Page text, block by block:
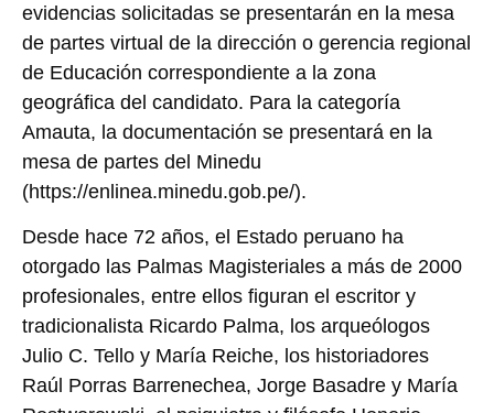
evidencias solicitadas se presentarán en la mesa
de partes virtual de la dirección o gerencia regional
de Educación correspondiente a la zona
geográfica del candidato. Para la categoría
Amauta, la documentación se presentará en la
mesa de partes del Minedu
(https://enlinea.minedu.gob.pe/).
Desde hace 72 años, el Estado peruano ha
otorgado las Palmas Magisteriales a más de 2000
profesionales, entre ellos figuran el escritor y
tradicionalista Ricardo Palma, los arqueólogos
Julio C. Tello y María Reiche, los historiadores
Raúl Porras Barrenechea, Jorge Basadre y María